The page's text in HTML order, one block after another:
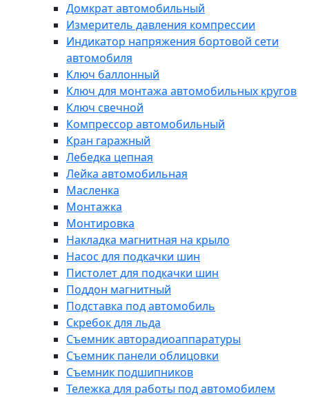
Домкрат автомобильный
Измеритель давления компрессии
Индикатор напряжения бортовой сети
автомобиля
Ключ баллонный
Ключ для монтажа автомобильных кругов
Ключ свечной
Компрессор автомобильный
Кран гаражный
Лебедка цепная
Лейка автомобильная
Масленка
Монтажка
Монтировка
Накладка магнитная на крыло
Насос для подкачки шин
Пистолет для подкачки шин
Поддон магнитный
Подставка под автомобиль
Скребок для льда
Съемник авторадиоаппаратуры
Съемник панели облицовки
Съемник подшипников
Тележка для работы под автомобилем